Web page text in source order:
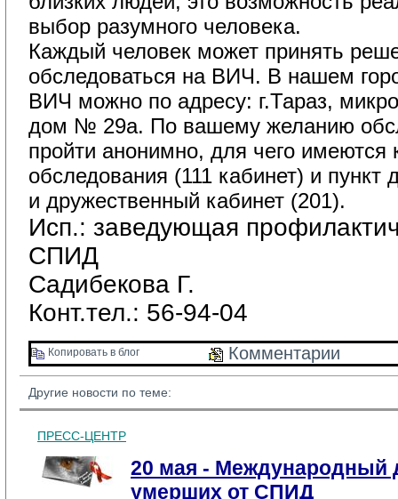
выбор разумного человека.
Каждый человек может принять
обследоваться на ВИЧ. В нашем
ВИЧ можно по адресу: г.Тараз,
дом № 29а. По вашему желанию
пройти анонимно, для чего имеются
обследования (111 кабинет) и пункт
и дружественный кабинет (201).
Исп.: заведующая
СПИД
Садибекова Г.
Конт.тел.: 56-94-04
Копировать в блог Комментарии
Другие новости по теме:
ПРЕСС-ЦЕНТР
20 мая - Международный
умерших от СПИД